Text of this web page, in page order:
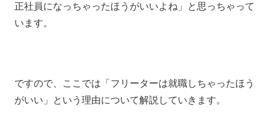
正社員になっちゃったほうがいいよね」と思っちゃって
います。
ですので、ここでは「フリーターは就職しちゃったほう
がいい」という理由について解説していきます。